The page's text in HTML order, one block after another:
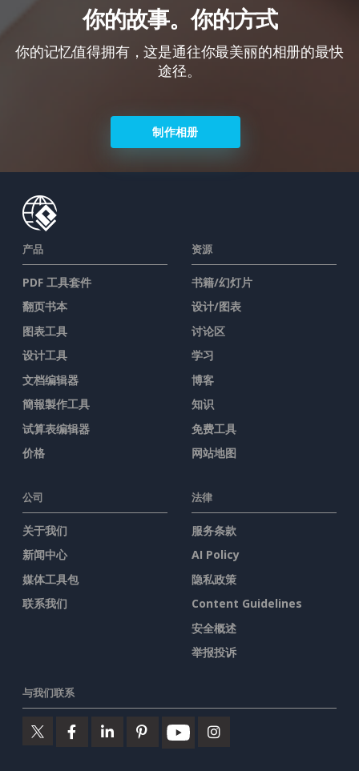
你的故事。你的方式
你的记忆值得拥有，这是通往你最美丽的相册的最快
途径。
制作相册
产品
PDF 工具套件
翻页书本
图表工具
设计工具
文档编辑器
簡報製作工具
试算表编辑器
价格
资源
书籍/幻灯片
设计/图表
讨论区
学习
博客
知识
免费工具
网站地图
公司
关于我们
新闻中心
媒体工具包
联系我们
法律
服务条款
AI Policy
隐私政策
Content Guidelines
安全概述
举报投诉
与我们联系